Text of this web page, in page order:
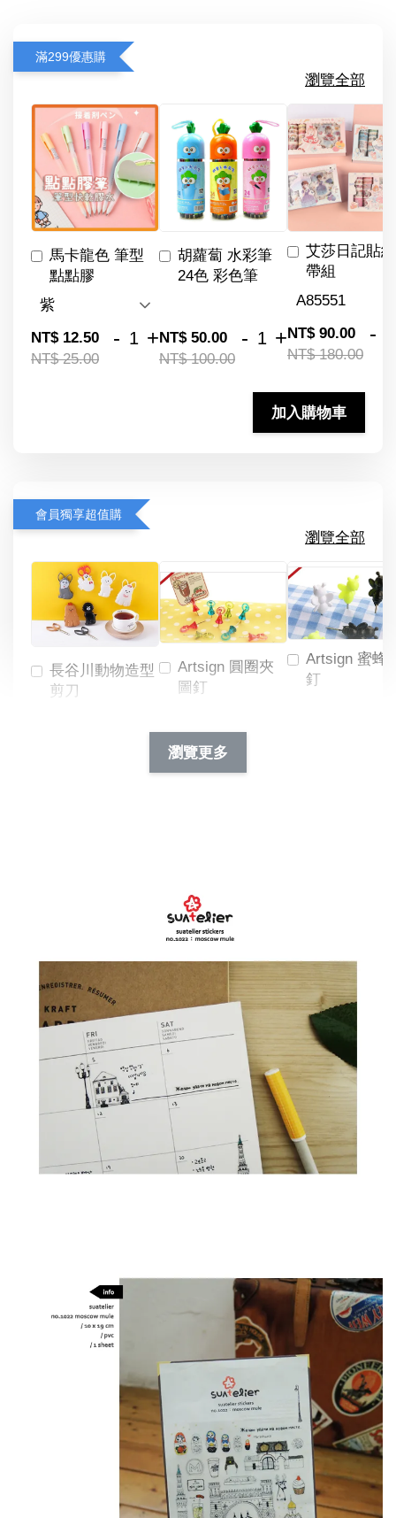
滿299優惠購
瀏覽全部
馬卡龍色 筆型
點點膠
NT$ 12.50
NT$ 25.00
- +
胡蘿蔔 水彩筆
24色 彩色筆
NT$ 50.00
NT$ 100.00
- +
艾莎日記貼
帶組
NT$ 90.00
NT$ 180.00
-
加入購物車
會員獨享超值購
瀏覽全部
長谷川動物造型
剪刀
Artsign 圓圈夾
圖釘
NT$ 19.00
NT$ 66.00
Artsign 蜜蜂
釘
瀏覽更多